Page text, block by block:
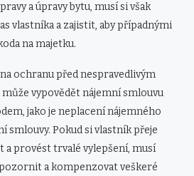
a úpravy bytu, musí si však
vlastníka a zajistit, aby případnými
na majetku.
ochranu před nespravedlivým
vypovědět nájemní smlouvu
jako je neplacení nájemného
smlouvy. Pokud si vlastník přeje
provést trvalé vylepšení, musí
a kompenzovat veškeré